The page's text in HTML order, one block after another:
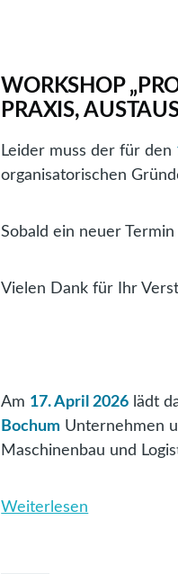
WORKSHOP
PRAXIS,
Leider muss der für den
organisatorischen
Sobald ein neuer
Vielen Dank für Ihr
Am 17. April 2026 lädt
Bochum Unternehmen
Maschinenbau und
Weiterlesen